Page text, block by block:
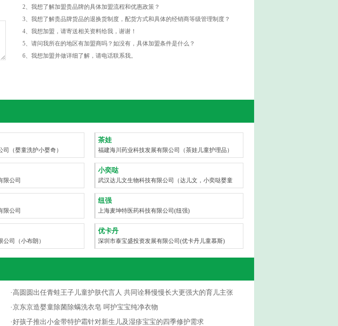
2、我想了解加盟贵品牌的具体加盟流程和优惠政策？
3、我想了解贵品牌货品的退换货制度，配货方式和具体的经销商等级管理制度？
4、我想加盟，请寄送相关资料给我，谢谢！
5、请问我所在的地区有加盟商吗？如没有，具体加盟条件是什么？
6、我想加盟并做详细了解，请电话联系我。
（婴童洗护小婴奇）
茶娃
福建海川药业科技发展有限公司（茶娃儿童护理品）
限公司
小奕哒
武汉达儿文生物科技有限公司（达儿文，小奕哒婴童
洗护)
限公司
纽强
上海麦坤特医药科技有限公司(纽强)
司（小布朗）
优卡丹
深圳市泰宝盛投资发展有限公司(优卡丹儿童慕斯)
· 高圆圆出任青蛙王子儿童护肤代言人 共同诠释慢慢长大更强大的育儿主张
·京东京造婴童除菌除螨洗衣皂 呵护宝宝纯净衣物
·好孩子推出小金带特护霜针对新生儿及湿疹宝宝的四季修护需求